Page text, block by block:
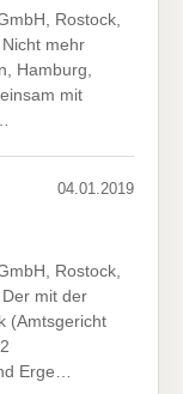
Rostock,
mehr
Hamburg,
mit
04.01.2019
Rostock,
mit der
(Amtsgericht
Erge…